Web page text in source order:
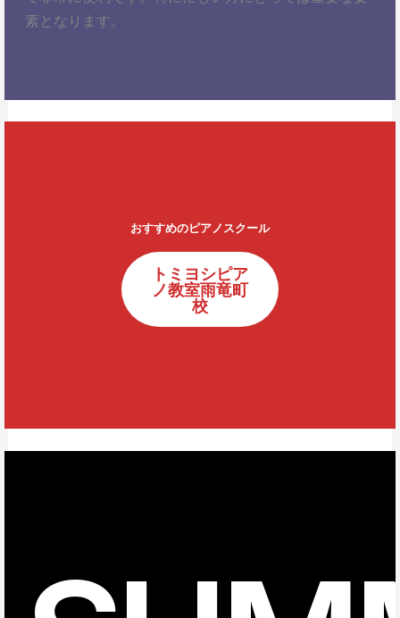
素となります。
おすすめのピアノスクール
トミヨシピア
ノ教室雨竜町
校